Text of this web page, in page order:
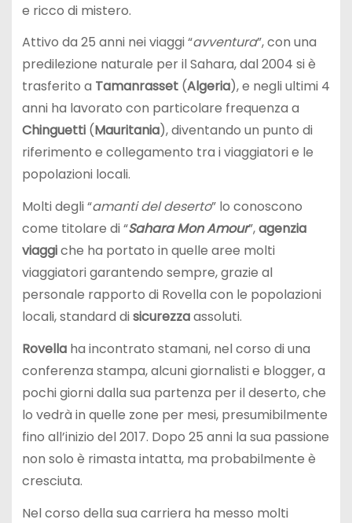
e ricco di mistero.
Attivo da 25 anni nei viaggi “avventura”, con una
predilezione naturale per il Sahara, dal 2004 si è
trasferito a Tamanrasset(Algeria), e negli ultimi 4
anni ha lavorato con particolare frequenza a
Chinguetti(Mauritania), diventando un punto di
riferimento e collegamento tra i viaggiatori e le
popolazioni locali.
Molti degli “amanti del deserto” lo conoscono
come titolare di “Sahara Mon Amour”,agenzia
viaggiche ha portato in quelle aree molti
viaggiatori garantendo sempre, grazie al
personale rapporto di Rovella con le popolazioni
locali, standard disicurezzaassoluti.
Rovellaha incontrato stamani, nel corso di una
conferenza stampa, alcuni giornalisti e blogger, a
pochi giorni dalla sua partenza per il deserto, che
lo vedrà in quelle zone per mesi, presumibilmente
fino all’inizio del 2017. Dopo 25 anni la sua passione
non solo è rimasta intatta, ma probabilmente è
cresciuta.
Nel corso della sua carriera ha messo molti